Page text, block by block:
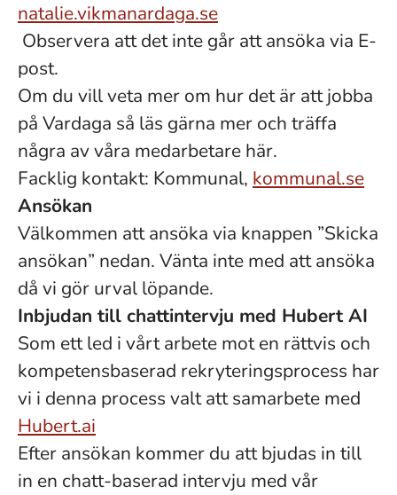
natalie.vikmanardaga.se
Observera att det inte går att ansöka via E-
post.
Om du vill veta mer om hur det är att jobba
på Vardaga så läs gärna mer och träffa
några av våra medarbetare här.
Facklig kontakt: Kommunal, kommunal.se
Ansökan
Välkommen att ansöka via knappen ”Skicka
ansökan” nedan. Vänta inte med att ansöka
då vi gör urval löpande.
Inbjudan till chattintervju med Hubert AI
Som ett led i vårt arbete mot en rättvis och
kompetensbaserad rekryteringsprocess har
vi i denna process valt att samarbete med
Hubert.ai
Efter ansökan kommer du att bjudas in till
in en chatt-baserad intervju med vår